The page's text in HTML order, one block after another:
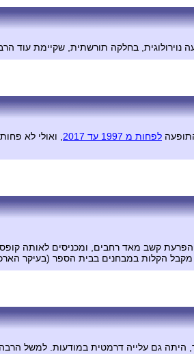
בחלקה תורשתית, שקיימת עוד
לפחות מ 1997 עד 2017
, ואולי לא
הפרעת קשב מאד רחבים, ומכניסים לאותה
הקלות במבחנים בבית הספר (בעיקר
היתה גם עלייה דרמטית במודעות. למשל